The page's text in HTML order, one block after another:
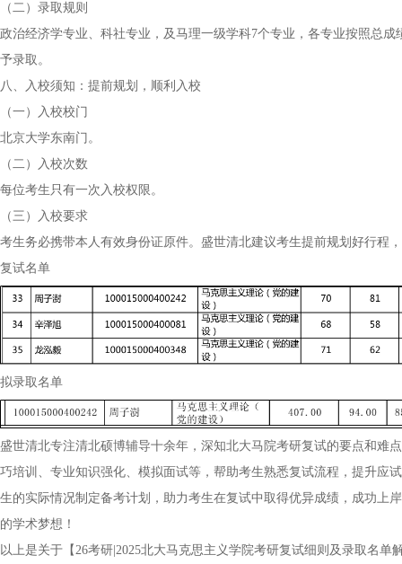
（二）录取规则
政治经济学专业、科社专业，及马理一级学科7个专业，各专业按照总
予录取。
八、入校须知：提前规划，顺利入校
（一）入校校门
北京大学东南门。
（二）入校次数
每位考生只有一次入校权限。
（三）入校要求
考生务必携带本人有效身份证原件。盛世清北建议考生提前规划好行程
复试名单
拟录取名单
盛世清北专注清北硕博辅导十余年，深知北大马院考研复试的要点和难
巧培训、专业知识强化、模拟面试等，帮助考生熟悉复试流程，提升应
生的实际情况制定备考计划，助力考生在复试中取得优异成绩，成功上
的学术梦想！
以上是关于【26考研|2025北大马克思主义学院考研复试细则及录取名